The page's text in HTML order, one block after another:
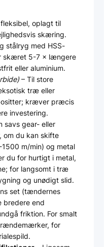
oplagt til
skæring.
stålryg med HSS-
skæret 5-7 × længere
eller aluminium.
– Til store
træ eller
kræver præcis
investering.
savs gear- eller
om du kan skifte
m/min) og metal
du for hurtigt i metal,
for langsomt i træ
og unødigt slid.
set (tændernes
bredere end
friktion. For smalt
for